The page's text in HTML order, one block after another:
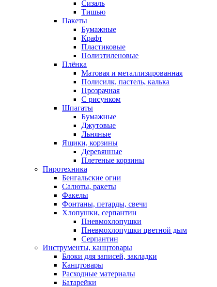
Сизаль
Тишью
Пакеты
Бумажные
Крафт
Пластиковые
Полиэтиленовые
Плёнка
Матовая и металлизированная
Полисилк, пастель, калька
Прозрачная
С рисунком
Шпагаты
Бумажные
Джутовые
Льняные
Ящики, корзины
Деревянные
Плетеные корзины
Пиротехника
Бенгальские огни
Салюты, ракеты
Факелы
Фонтаны, петарды, свечи
Хлопушки, серпантин
Пневмохлопушки
Пневмохлопушки цветной дым
Серпантин
Инструменты, канцтовары
Блоки для записей, закладки
Канцтовары
Расходные материалы
Батарейки